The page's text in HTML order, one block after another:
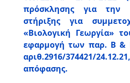
πρόσκλησης για την
στήριξης για
«Βιολογική Γεωργία»
εφαρμογή των παρ. Β &
αριθ.2916/374421/
απόφασης.